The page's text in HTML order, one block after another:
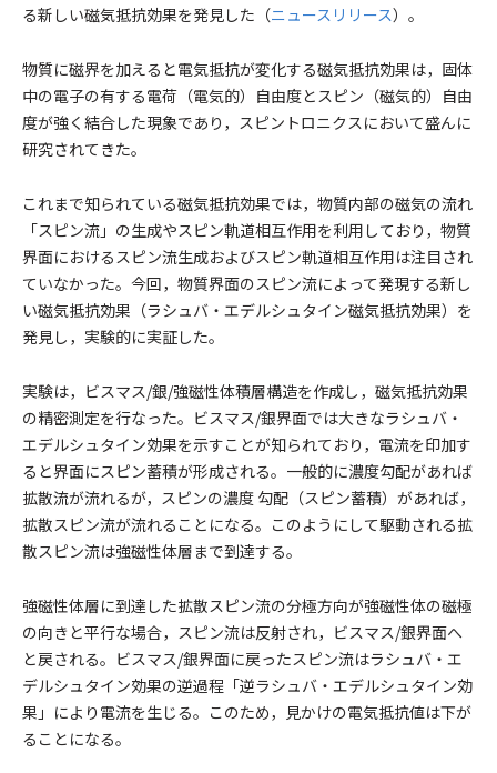
る新しい磁気抵抗効果を発見した（ニュースリリース）。
物質に磁界を加えると電気抵抗が変化する磁気抵抗効果は，固体
中の電子の有する電荷（電気的）自由度とスピン（磁気的）自由
度が強く結合した現象であり，スピントロニクスにおいて盛んに
研究されてきた。
これまで知られている磁気抵抗効果では，物質内部の磁気の流れ
「スピン流」の生成やスピン軌道相互作用を利用しており，物質
界面におけるスピン流生成およびスピン軌道相互作用は注目され
ていなかった。今回，物質界面のスピン流によって発現する新し
い磁気抵抗効果（ラシュバ・エデルシュタイン磁気抵抗効果）を
発見し，実験的に実証した。
実験は，ビスマス/銀/強磁性体積層構造を作成し，磁気抵抗効果
の精密測定を行なった。ビスマス/銀界面では大きなラシュバ・
エデルシュタイン効果を示すことが知られており，電流を印加す
ると界面にスピン蓄積が形成される。一般的に濃度勾配があれば
拡散流が流れるが，スピンの濃度 勾配（スピン蓄積）があれば，
拡散スピン流が流れることになる。このようにして駆動される拡
散スピン流は強磁性体層まで到達する。
強磁性体層に到達した拡散スピン流の分極方向が強磁性体の磁極
の向きと平行な場合，スピン流は反射され，ビスマス/銀界面へ
と戻される。ビスマス/銀界面に戻ったスピン流はラシュバ・エ
デルシュタイン効果の逆過程「逆ラシュバ・エデルシュタイン効
果」により電流を生じる。このため，見かけの電気抵抗値は下が
ることになる。